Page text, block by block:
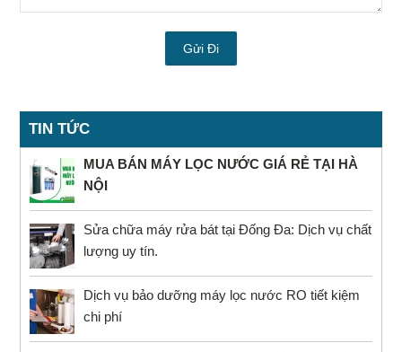
TIN TỨC
MUA BÁN MÁY LỌC NƯỚC GIÁ RẺ TẠI HÀ
NỘI
Sửa chữa máy rửa bát tại Đống Đa: Dịch vụ chất
lượng uy tín.
Dịch vụ bảo dưỡng máy lọc nước RO tiết kiệm
chi phí